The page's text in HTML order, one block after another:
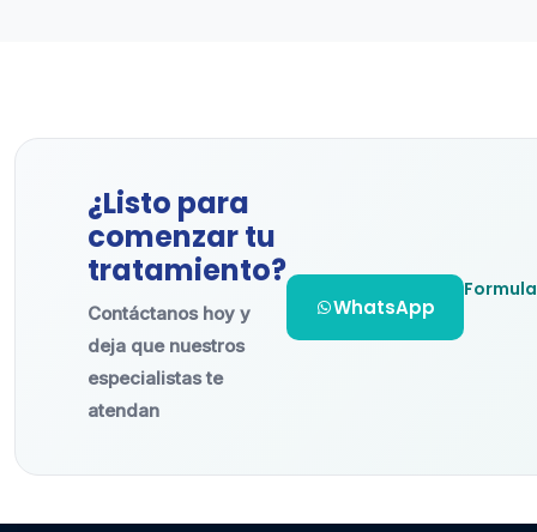
¿Listo para
comenzar tu
tratamiento?
Contáctanos hoy y
deja que nuestros
especialistas te
atendan
WhatsApp